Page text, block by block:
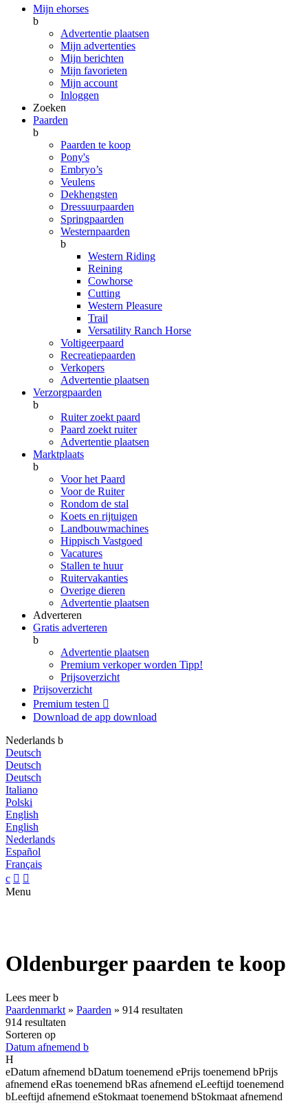
Mijn ehorses
b
Advertentie plaatsen
Mijn advertenties
Mijn berichten
Mijn favorieten
Mijn account
Inloggen
Zoeken
Paarden
b
Paarden te koop
Pony's
Embryo’s
Veulens
Dekhengsten
Dressuurpaarden
Springpaarden
Westernpaarden
b
Western Riding
Reining
Cowhorse
Cutting
Western Pleasure
Trail
Versatility Ranch Horse
Voltigeerpaard
Recreatiepaarden
Verkopers
Advertentie plaatsen
Verzorgpaarden
b
Ruiter zoekt paard
Paard zoekt ruiter
Advertentie plaatsen
Marktplaats
b
Voor het Paard
Voor de Ruiter
Rondom de stal
Koets en rijtuigen
Landbouwmachines
Hippisch Vastgoed
Vacatures
Stallen te huur
Ruitervakanties
Overige dieren
Advertentie plaatsen
Adverteren
Gratis adverteren
b
Advertentie plaatsen
Premium verkoper worden Tipp!
Prijsoverzicht
Prijsoverzicht
Premium testen 
Download de app download
Nederlands b
Deutsch
Deutsch
Deutsch
Italiano
Polski
English
English
Nederlands
Español
Français
c  
Menu
Oldenburger paarden te koop
Lees meerb
Paardenmarkt » Paarden » 914 resultaten
914 resultaten
Sorteren op
Datum afnemend b
H
eDatum afnemend bDatum toenemend ePrijs toenemend bPrijs
afnemend eRas toenemend bRas afnemend eLeeftijd toenemend
bLeeftijd afnemend eStokmaat toenemend bStokmaat afnemend